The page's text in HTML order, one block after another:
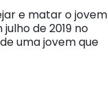
e matar o jovem
de 2019 no
uma jovem que